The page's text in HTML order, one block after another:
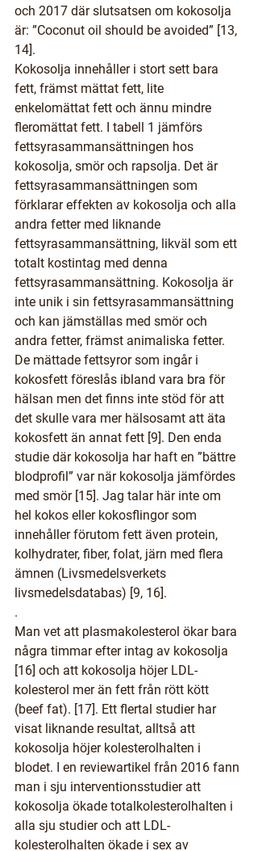
och 2017 där slutsatsen om kokosolja
är: ”Coconut oil should be avoided” [13,
14].
Kokosolja innehåller i stort sett bara
fett, främst mättat fett, lite
enkelomättat fett och ännu mindre
fleromättat fett. I tabell 1 jämförs
fettsyrasammansättningen hos
kokosolja, smör och rapsolja. Det är
fettsyrasammansättningen som
förklarar effekten av kokosolja och alla
andra fetter med liknande
fettsyrasammansättning, likväl som ett
totalt kostintag med denna
fettsyrasammansättning. Kokosolja är
inte unik i sin fettsyrasammansättning
och kan jämställas med smör och
andra fetter, främst animaliska fetter.
De mättade fettsyror som ingår i
kokosfett föreslås ibland vara bra för
hälsan men det finns inte stöd för att
det skulle vara mer hälsosamt att äta
kokosfett än annat fett [9]. Den enda
studie där kokosolja har haft en ”bättre
blodprofil” var när kokosolja jämfördes
med smör [15]. Jag talar här inte om
hel kokos eller kokosflingor som
innehåller förutom fett även protein,
kolhydrater, fiber, folat, järn med flera
ämnen (Livsmedelsverkets
livsmedelsdatabas) [9, 16].
.
Man vet att plasmakolesterol ökar bara
några timmar efter intag av kokosolja
[16] och att kokosolja höjer LDL-
kolesterol mer än fett från rött kött
(beef fat). [17]. Ett flertal studier har
visat liknande resultat, alltså att
kokosolja höjer kolesterolhalten i
blodet. I en reviewartikel från 2016 fann
man i sju interventionsstudier att
kokosolja ökade totalkolesterolhalten i
alla sju studier och att LDL-
kolesterolhalten ökade i sex av